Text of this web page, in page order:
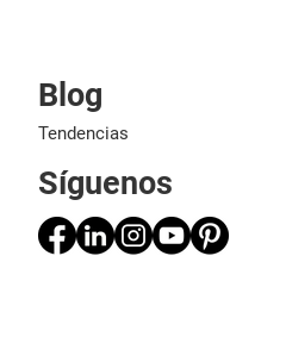
Blog
Tendencias
Síguenos